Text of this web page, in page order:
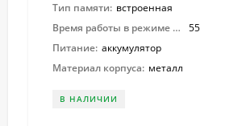
Тип памяти: встроенная
Время работы в режиме записи:
55
Питание: аккумулятор
Материал корпуса: металл
В НАЛИЧИИ